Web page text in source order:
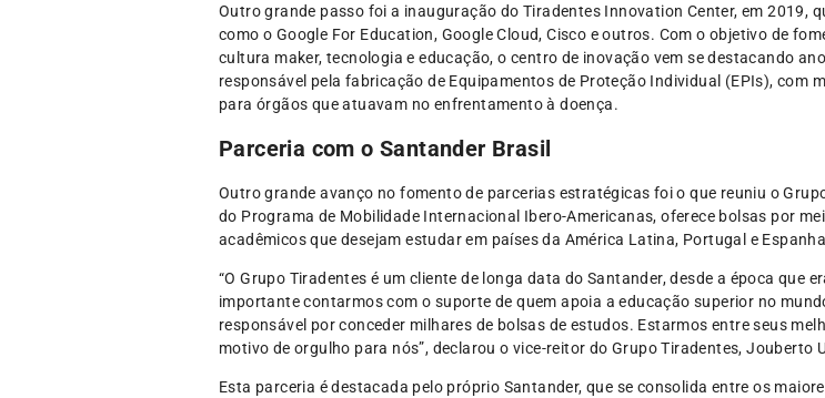
Outro grande passo foi a inauguração do Tiradentes Innovation Center, em 2019,
como o Google For Education, Google Cloud, Cisco e outros. Com o objetivo de
cultura maker, tecnologia e educação, o centro de inovação vem se destacando
responsável pela fabricação de Equipamentos de Proteção Individual (EPIs), com
para órgãos que atuavam no enfrentamento à doença.
Parceria com o Santander Brasil
Outro grande avanço no fomento de parcerias estratégicas foi o que reuniu o
do Programa de Mobilidade Internacional Ibero-Americanas, oferece bolsas por
acadêmicos que desejam estudar em países da América Latina, Portugal e
“O Grupo Tiradentes é um cliente de longa data do Santander, desde a época que
importante contarmos com o suporte de quem apoia a educação superior no
responsável por conceder milhares de bolsas de estudos. Estarmos entre seus
motivo de orgulho para nós”, declarou o vice-reitor do Grupo Tiradentes, Jouberto
Esta parceria é destacada pelo próprio Santander, que se consolida entre os